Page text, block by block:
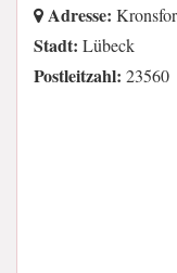
Adresse:
Stadt: Lübeck
Postleitzahl: 23560